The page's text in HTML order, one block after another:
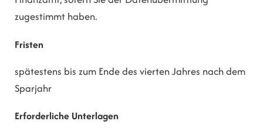
zugestimmt haben.
Fristen
spätestens bis zum Ende des vierten Jahres nach dem
Sparjahr
Erforderliche Unterlagen